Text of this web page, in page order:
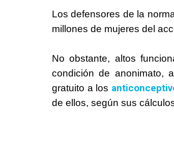
Los defensores de la
millones de mujeres del
No obstante, altos
condición de anonimato,
gratuito a los
de ellos, según sus